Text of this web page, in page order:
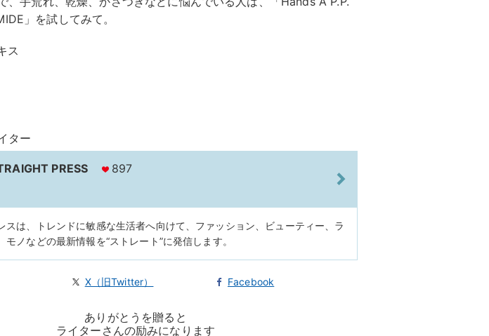
」を試してみて。
ス
ター
PRESS 897
スは、トレンドに敏感な生活者へ向けて、ファッション、ビューティー、ラ
モノなどの最新情報を“ストレート”に発信します。
X（旧Twitter） Facebook
ありがとうを贈ると
ライターさんの励みになります